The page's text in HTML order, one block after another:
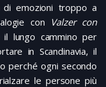
emozioni troppo a
con Valzer con
lungo cammino per
in Scandinavia, il
perché ogni secondo
le persone più